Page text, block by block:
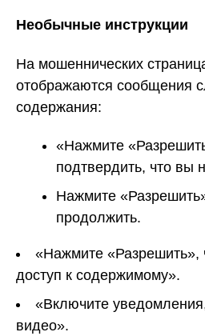
Необычные инструкции
На мошеннических
отображаются сообщения
содержания:
«Нажмите
подтвердить, что вы
Нажмите
продолжить.
«Нажмите «Разрешить»,
доступ к содержимому».
«Включите
видео».